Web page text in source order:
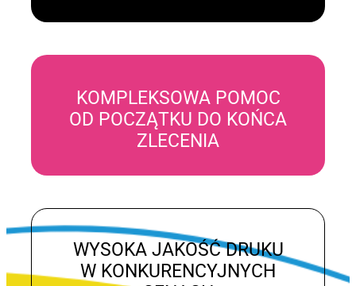
KOMPLEKSOWA POMOC
OD POCZĄTKU DO KOŃCA
ZLECENIA
WYSOKA JAKOŚĆ DRUKU
W KONKURENCYJNYCH